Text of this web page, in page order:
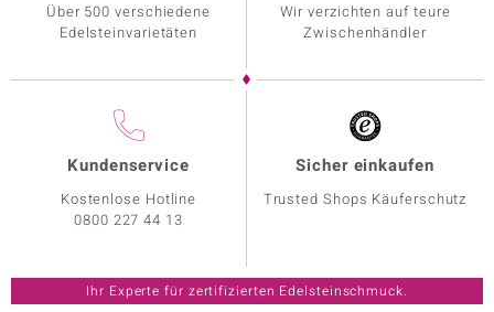
Über 500 verschiedene
Edelsteinvarietäten
Wir verzichten auf teure
Zwischenhändler
Kundenservice
Kostenlose Hotline
0800 227 44 13
Sicher einkaufen
Trusted Shops Käuferschutz
Ihr Experte für zertifizierten Edelsteinschmuck.